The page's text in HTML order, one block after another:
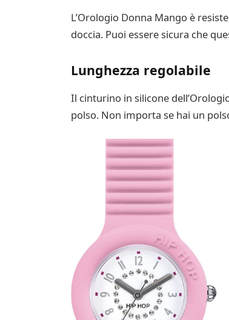
L’Orologio Donna Mango è
doccia. Puoi essere sicura che
Lunghezza regolabile
Il cinturino in silicone
polso. Non importa se hai un